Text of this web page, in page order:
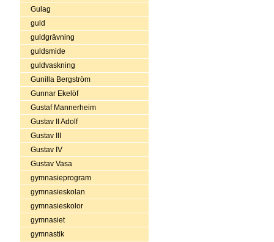
Gulag
guld
guldgrävning
guldsmide
guldvaskning
Gunilla Bergström
Gunnar Ekelöf
Gustaf Mannerheim
Gustav II Adolf
Gustav III
Gustav IV
Gustav Vasa
gymnasieprogram
gymnasieskolan
gymnasieskolor
gymnasiet
gymnastik